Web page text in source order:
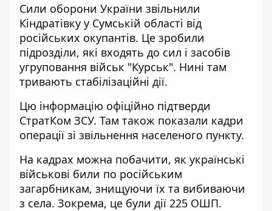
Сили оборони України звільнили
Кіндратівку у Сумській області від
російських окупантів. Це зробили
підрозділи, які входять до сил і засобів
угруповання військ "Курськ". Нині там
тривають стабілізаційні дії.
Цю інформацію офіційно підтверди
СтратКом ЗСУ. Там також показали кадри
операції зі звільнення населеного пункту.
На кадрах можна побачити, як українські
військові били по російським
загарбникам, знищуючи їх та вибиваючи
з села. Зокрема, це були дії 225 ОШП.